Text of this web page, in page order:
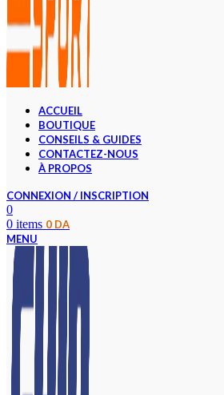
ACCUEIL
BOUTIQUE
CONSEILS & GUIDES
CONTACTEZ-NOUS
À PROPOS
CONNEXION / INSCRIPTION
0
0 items 0 DA
MENU